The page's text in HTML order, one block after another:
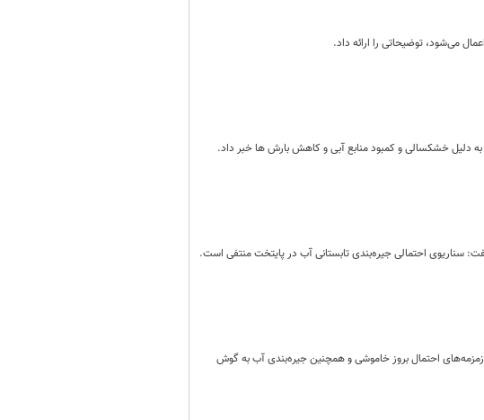
می‌شود، توضیحاتی را ارائه داد.
سناریوی احتمالی جیره‌بندی تابستانی آب در پایتخت منتفی است.
احتمال بروز خاموشی و همچنین جیره‌بندی آب به گوش